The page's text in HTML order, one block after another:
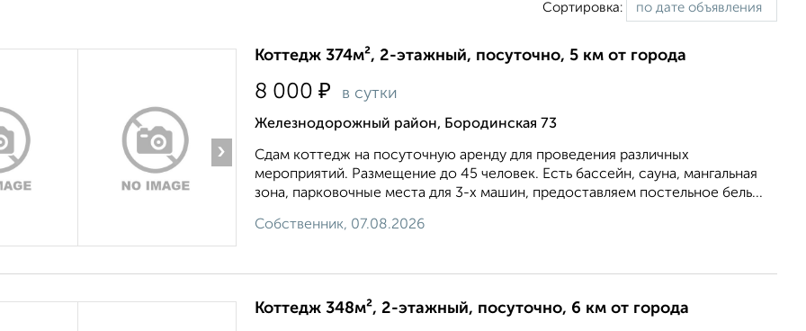
Сортировка:
›
Коттедж 374м², 2-этажный, посуточно, 5 км от города
8 000 ₽ в сутки
Железнодорожный район, Бородинская 73
Сдам коттедж на посуточную аренду для проведения различных
мероприятий. Размещение до 45 человек. Есть бассейн, сауна, мангальная
зона, парковочные места для 3-х машин, предоставляем постельное бель...
Собственник, 07.08.2026
Коттедж 348м², 2-этажный, посуточно, 6 км от города